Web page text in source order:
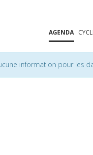
AGENDA
information pour les